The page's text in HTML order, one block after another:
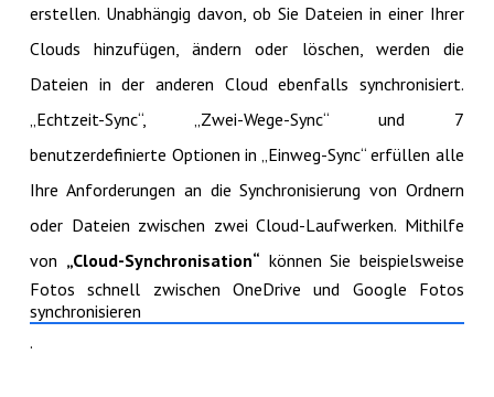
erstellen. Unabhängig davon, ob Sie Dateien in einer Ihrer
Clouds hinzufügen, ändern oder löschen, werden die
Dateien in der anderen Cloud ebenfalls synchronisiert.
„Echtzeit-Sync“, „Zwei-Wege-Sync“ und 7
benutzerdefinierte Optionen in „Einweg-Sync“ erfüllen alle
Ihre Anforderungen an die Synchronisierung von Ordnern
oder Dateien zwischen zwei Cloud-Laufwerken. Mithilfe
von „Cloud-Synchronisation“ können Sie beispielsweise
Fotos schnell zwischen OneDrive und Google Fotos
synchronisieren
.